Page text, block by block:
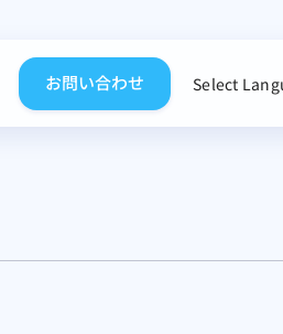
お問い合わせ Select